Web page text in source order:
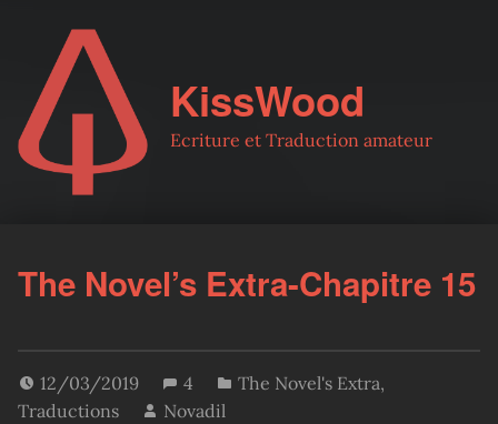
KissWood
Ecriture et Traduction amateur
The Novel’s Extra-Chapitre 15
12/03/2019 4 The Novel's Extra,
Traductions
Novadil